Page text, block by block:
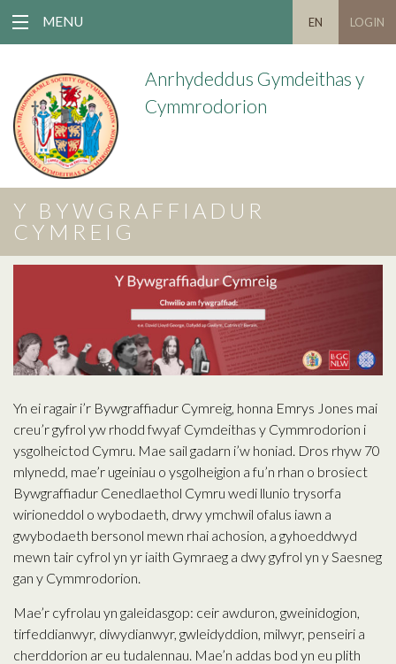
MENU EN LOGIN
Anrhydeddus Gymdeithas y
Cymmrodorion
Y BYWGRAFFIADUR
CYMREIG
Yn ei ragair i’r Bywgraffiadur Cymreig, honna Emrys Jones mai
creu’r gyfrol yw rhodd fwyaf Cymdeithas y Cymmrodorion i
ysgolheictod Cymru. Mae sail gadarn i’w honiad. Dros rhyw 70
mlynedd, mae’r ugeiniau o ysgolheigion a fu’n rhan o brosiect
Bywgraffiadur Cenedlaethol Cymru wedi llunio trysorfa
wirioneddol o wybodaeth, drwy ymchwil ofalus iawn a
gwybodaeth bersonol mewn rhai achosion, a gyhoeddwyd
mewn tair cyfrol yn yr iaith Gymraeg a dwy gyfrol yn y Saesneg
gan y Cymmrodorion.
Mae’r cyfrolau yn galeidasgop: ceir awduron, gweinidogion,
tirfeddianwyr, diwydianwyr, gwleidyddion, milwyr, penseiri a
cherddorion ar eu tudalennau. Mae’n addas bod yn eu plith